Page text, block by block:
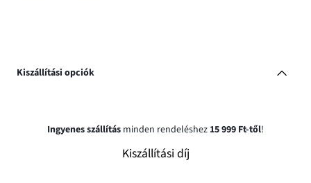
Kiszállítási opciók
Ingyenes szállítás minden rendeléshez 15 999 Ft-től!
Kiszállítási díj